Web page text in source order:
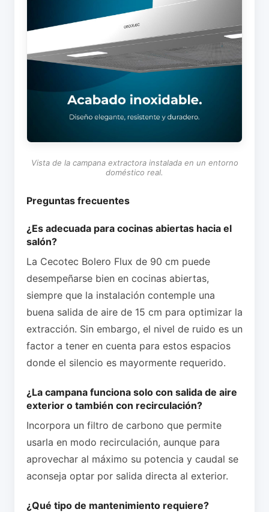
Vista de la campana extractora instalada en un entorno
doméstico real.
Preguntas frecuentes
¿Es adecuada para cocinas abiertas hacia el
salón?
La Cecotec Bolero Flux de 90 cm puede
desempeñarse bien en cocinas abiertas,
siempre que la instalación contemple una
buena salida de aire de 15 cm para optimizar la
extracción. Sin embargo, el nivel de ruido es un
factor a tener en cuenta para estos espacios
donde el silencio es mayormente requerido.
¿La campana funciona solo con salida de aire
exterior o también con recirculación?
Incorpora un filtro de carbono que permite
usarla en modo recirculación, aunque para
aprovechar al máximo su potencia y caudal se
aconseja optar por salida directa al exterior.
¿Qué tipo de mantenimiento requiere?